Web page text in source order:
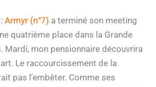
Armyr (n°7) a terminé son meeting
quatrième place dans la Grande
Mardi, mon pensionnaire découvrira
Le raccourcissement de la
pas l’embêter. Comme ses